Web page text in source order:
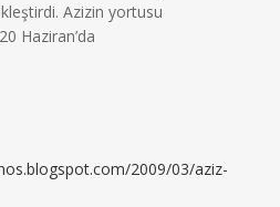
Azizin yortusu
Haziran’da
2009/03/aziz-